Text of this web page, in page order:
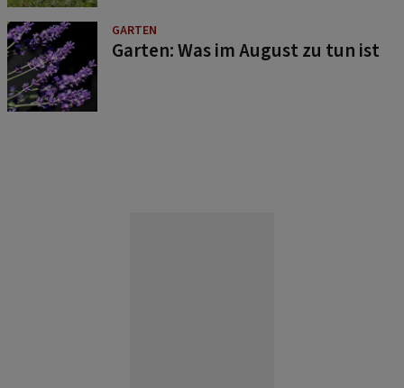
GARTEN
Garten: Was im August zu tun ist